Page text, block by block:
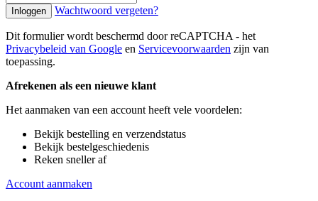
Inloggen Wachtwoord vergeten?
Dit formulier wordt beschermd door reCAPTCHA - het
Privacybeleid van Google en Servicevoorwaarden zijn van
toepassing.
Afrekenen als een nieuwe klant
Het aanmaken van een account heeft vele voordelen:
Bekijk bestelling en verzendstatus
Bekijk bestelgeschiedenis
Reken sneller af
Account aanmaken